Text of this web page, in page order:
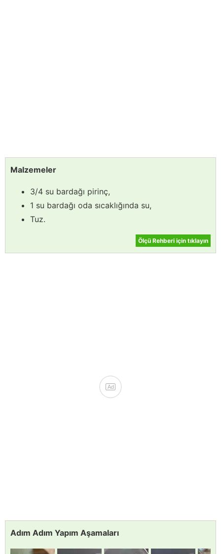
Malzemeler
3/4 su bardağı pirinç,
1 su bardağı oda sıcaklığında su,
Tuz.
Ölçü Rehberi için tıklayın
Adım Adım Yapım Aşamaları